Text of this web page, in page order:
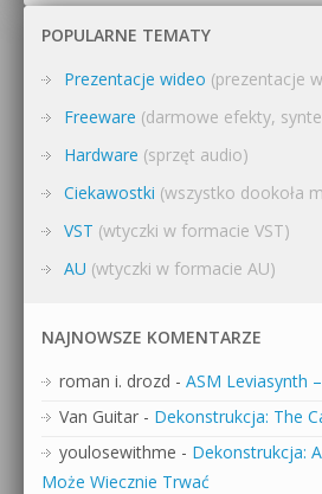
POPULARNE TEMATY
Prezentacje wideo (prezentacje
Freeware (darmowe efekty,
Hardware (sprzęt audio)
Ciekawostki (wszystko dookoła
VST (wtyczki w formacie VST)
AU (wtyczki w formacie AU)
NAJNOWSZE KOMENTARZE
roman i. drozd - ASM Leviasynth
Van Guitar - Dekonstrukcja: The
youlosewithme - Dekonstrukcja:
Może Wiecznie Trwać